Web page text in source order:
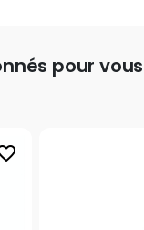
pour vous